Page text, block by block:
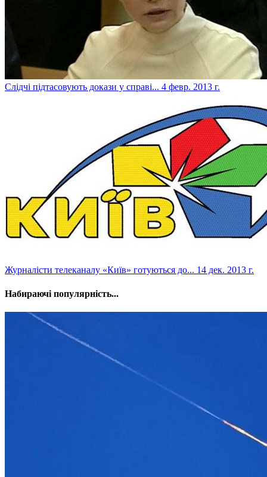
Слідчі підтасовують докази у справі... 4 февр. 2013 г.
Журналісти телеканалу «Київ» готуються до... 14 дек. 2013 г.
Набираючі популярність...